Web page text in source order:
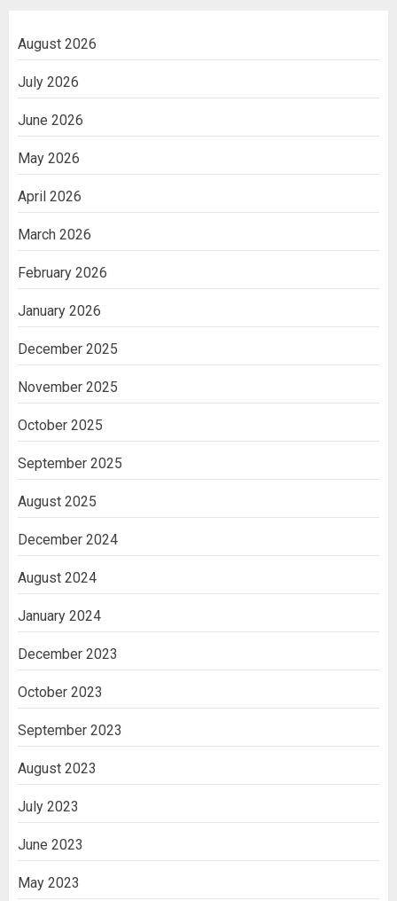
August 2026
July 2026
June 2026
May 2026
April 2026
March 2026
February 2026
January 2026
December 2025
November 2025
October 2025
September 2025
August 2025
December 2024
August 2024
January 2024
December 2023
October 2023
September 2023
August 2023
July 2023
June 2023
May 2023